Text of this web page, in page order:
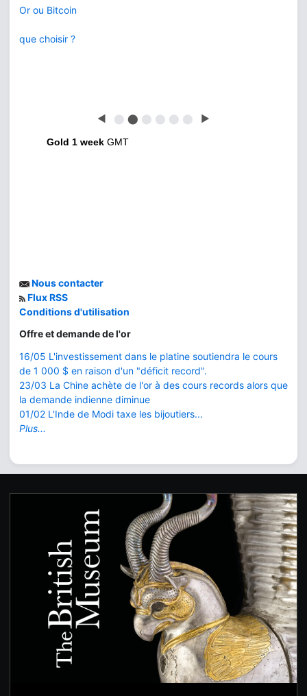
Or ou Bitcoin
que choisir ?
◀ ⬤ ⬤ ⬤ ⬤ ⬤ ⬤ ▶
Gold 1 week GMT
Nous contacter
Flux RSS
Conditions d'utilisation
Offre et demande de l'or
16/05 L'investissement dans le platine soutiendra le cours
de 1 000 $ en raison d'un "déficit record".
23/03 La Chine achète de l'or à des cours records alors que
la demande indienne diminue
01/02 L'Inde de Modi taxe les bijoutiers...
Plus...